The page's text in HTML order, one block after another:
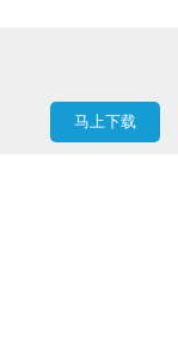
马上下载